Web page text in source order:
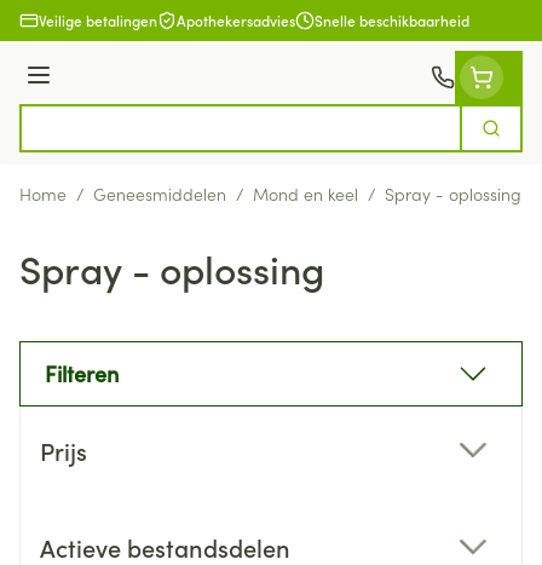
Ga naar de inhoud
Veilige betalingen Apothekersadvies Snelle beschikbaarheid
Menu
Zoek
Home / Geneesmiddelen / Mond en keel / Spray - oplossing
Spray - oplossing
Filteren
Prijs
Actieve bestandsdelen